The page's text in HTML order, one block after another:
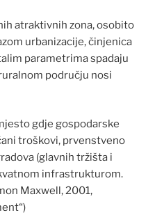
atraktivnih zona, osobito
urbanizacije, činjenica
parametrima spadaju
području nosi
gdje gospodarske
troškovi, prvenstveno
(glavnih tržišta i
infrastrukturom.
Maxwell, 2001,